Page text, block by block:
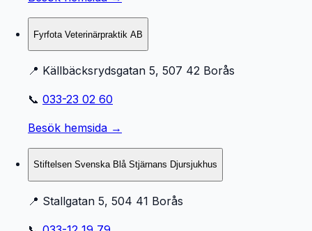
Fyrfota Veterinärpraktik AB
📍 Källbäcksrydsgatan 5, 507 42 Borås
📞 033-23 02 60
Besök hemsida →
Stiftelsen Svenska Blå Stjärnans Djursjukhus
📍 Stallgatan 5, 504 41 Borås